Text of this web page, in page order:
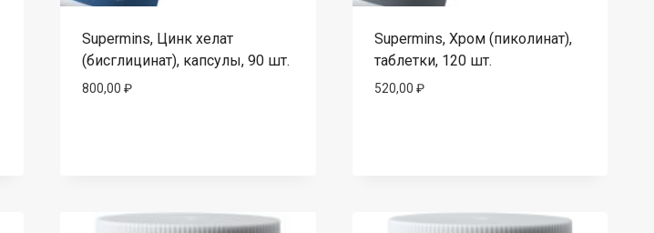
Supermins, Цинк хелат
(бисглицинат), капсулы, 90 шт.
800,00 ₽
Supermins, Хром (пиколинат),
таблетки, 120 шт.
520,00 ₽